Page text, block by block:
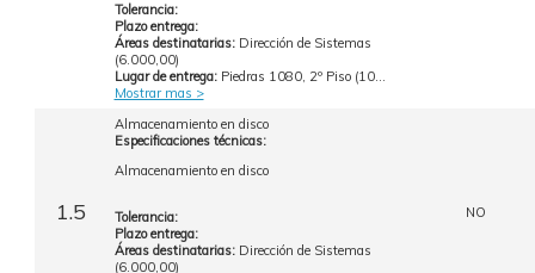
Tolerancia:
Plazo entrega:
Áreas destinatarias: Dirección de Sistemas
(6.000,00)
Lugar de entrega: Piedras 1080, 2º Piso (10...
Mostrar mas >
1.5
Almacenamiento en disco
Especificaciones técnicas:
Almacenamiento en disco
Tolerancia:
Plazo entrega:
Áreas destinatarias: Dirección de Sistemas
(6.000,00)
NO